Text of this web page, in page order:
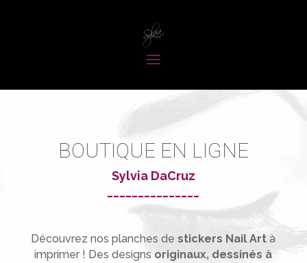
BOUTIQUE EN LIGNE
Sylvia DaCruz
_______________
Découvrez nos planches destickers Nail Art à
imprimer ! Des designs originaux, dessinés à